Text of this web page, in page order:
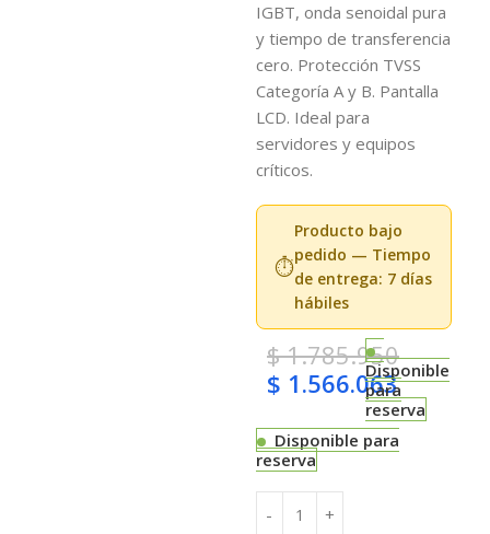
IGBT, onda senoidal pura
y tiempo de transferencia
cero. Protección TVSS
Categoría A y B. Pantalla
LCD. Ideal para
servidores y equipos
críticos.
⏱️
Producto bajo
pedido — Tiempo
de entrega: 7 días
hábiles
$1.785.950
$ 1.566.063Disponible
para
reserva
Disponible para
reserva